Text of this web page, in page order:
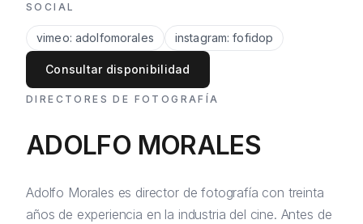
SOCIAL
vimeo: adolfomorales instagram:fofidop
Consultar disponibilidad
DIRECTORES DE FOTOGRAFÍA
ADOLFO MORALES
Adolfo Morales es director de fotografía con treinta
años de experiencia en la industria del cine. Antes de